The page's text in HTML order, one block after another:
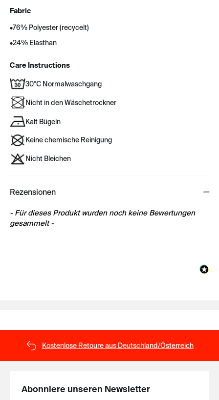
Fabric
•76% Polyester (recycelt)
•24% Elasthan
Care Instructions
30°C Normalwaschgang
Nicht in den Wäschetrockner
Kalt Bügeln
Keine chemische Reinigung
Nicht Bleichen
Rezensionen
- Für dieses Produkt wurden noch keine Bewertungen
gesammelt -
New content loaded
Kostenlose Retoure aus Deutschland/Österreich
Abonniere unseren Newsletter